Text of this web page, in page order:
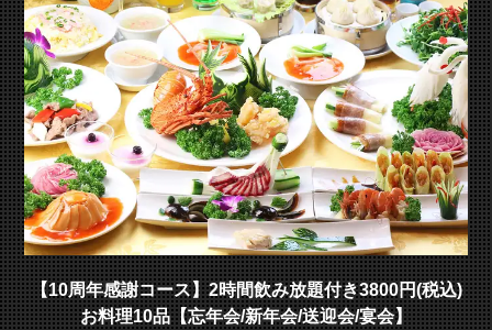
【10周年感謝コース】2時間飲み放題付き3800円(税込)
お料理10品【忘年会/新年会/送迎会/宴会】